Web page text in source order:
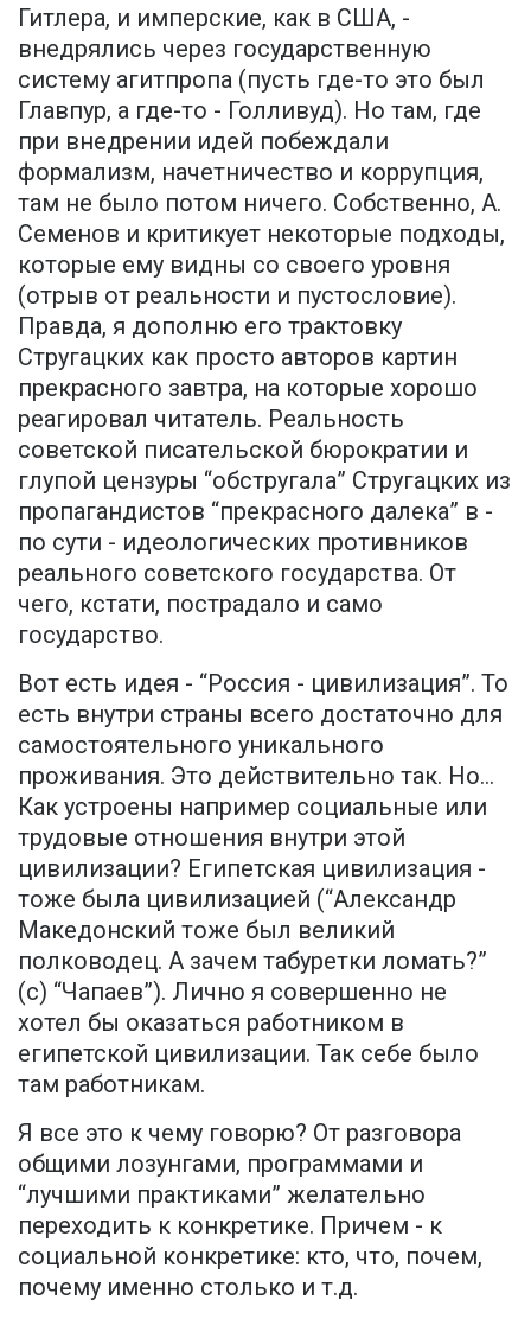
Гитлера, и имперские, как в США, -
внедрялись через государственную
систему агитпропа (пусть где-то это был
Главпур, а где-то - Голливуд). Но там, где
при внедрении идей побеждали
формализм, начетничество и коррупция,
там не было потом ничего. Собственно, А.
Семенов и критикует некоторые подходы,
которые ему видны со своего уровня
(отрыв от реальности и пустословие).
Правда, я дополню его трактовку
Стругацких как просто авторов картин
прекрасного завтра, на которые хорошо
реагировал читатель. Реальность
советской писательской бюрократии и
глупой цензуры “обстругала” Стругацких из
пропагандистов “прекрасного далека” в -
по сути - идеологических противников
реального советского государства. От
чего, кстати, пострадало и само
государство.
Вот есть идея - “Россия - цивилизация”. То
есть внутри страны всего достаточно для
самостоятельного уникального
проживания. Это действительно так. Но…
Как устроены например социальные или
трудовые отношения внутри этой
цивилизации? Египетская цивилизация -
тоже была цивилизацией (“Александр
Македонский тоже был великий
полководец. А зачем табуретки ломать?”
(с) “Чапаев”). Лично я совершенно не
хотел бы оказаться работником в
египетской цивилизации. Так себе было
там работникам.
Я все это к чему говорю? От разговора
общими лозунгами, программами и
“лучшими практиками” желательно
переходить к конкретике. Причем - к
социальной конкретике: кто, что, почем,
почему именно столько и т.д.